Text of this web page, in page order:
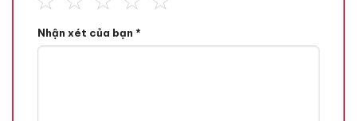
Nhận xét của bạn *